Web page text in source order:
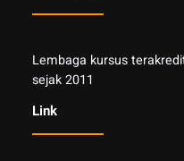
Lembaga kursus
sejak 2011
Link